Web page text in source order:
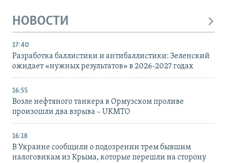
НОВОСТИ
17:40
Разработка баллистики и антибаллистики: Зеленский
ожидает «нужных результатов» в 2026-2027 годах
16:55
Возле нефтяного танкера в Ормузском проливе
произошли два взрыва – UKMTO
16:18
В Украине сообщили о подозрении трем бывшим
налоговикам из Крыма, которые перешли на сторону